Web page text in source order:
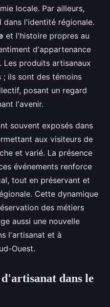
locale. Par ailleurs,
l'identité régionale.
et l'histoire propres au
d'appartenance
Les produits artisanaux
; ils sont des témoins
posant un regard
l'avenir.
souvent exposés dans
aux visiteurs de
et varié. La présence
événements renforce
tout en préservant et
Cette dynamique
des métiers
aussi une nouvelle
l'artisanat et à
Ouest.
dans le